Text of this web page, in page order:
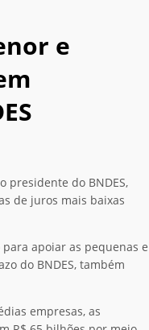
e
presidente do BNDES,
de juros mais baixas
apoiar as pequenas e
do BNDES, também
empresas, as